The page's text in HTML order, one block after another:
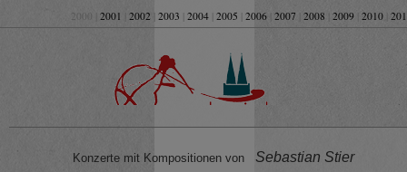
2000 | 2001 2002 2003 2004 2005 2006 2007 2008 2009 2010
Konzerte mit Kompositionen von Sebastian Stier